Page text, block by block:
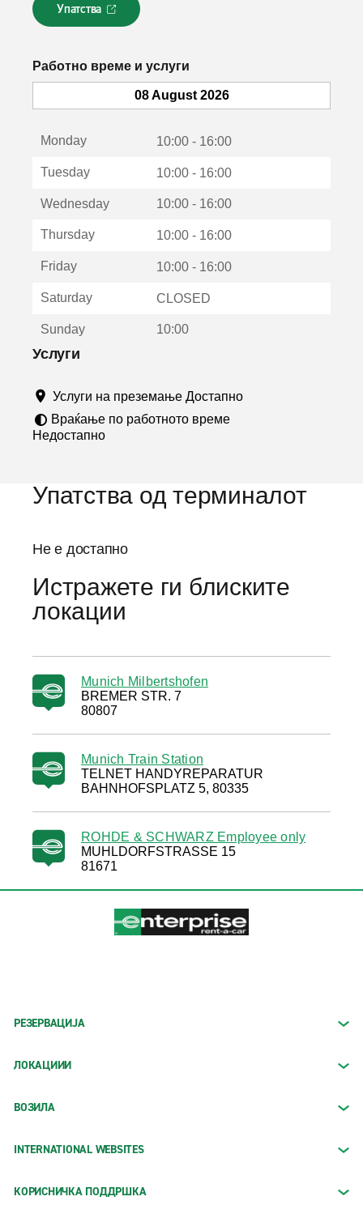
Упатства
Л
и
к
с
о
р
Работно време и услуги
08 August 2026
Monday 10:00 - 16:00
Tuesday 10:00 - 16:00
Wednesday 10:00 - 16:00
Thursday 10:00 - 16:00
Friday 10:00 - 16:00
Saturday CLOSED
Sunday 10:00
Услуги
Услуги на преземање Достапно
Враќање по работното време
Недостапно
Упатства од терминалот
Не е достапно
Истражете ги блиските
локации
Munich Milbertshofen
BREMER STR. 7
80807
Munich Train Station
TELNET HANDYREPARATUR
BAHNHOFSPLATZ 5, 80335
ROHDE & SCHWARZ Employee only
MUHLDORFSTRASSE 15
81671
РЕЗЕРВАЦИЈА
ЛОКАЦИИИ
ВОЗИЛА
INTERNATIONAL WEBSITES
КОРИСНИЧКА ПОДДРШКА